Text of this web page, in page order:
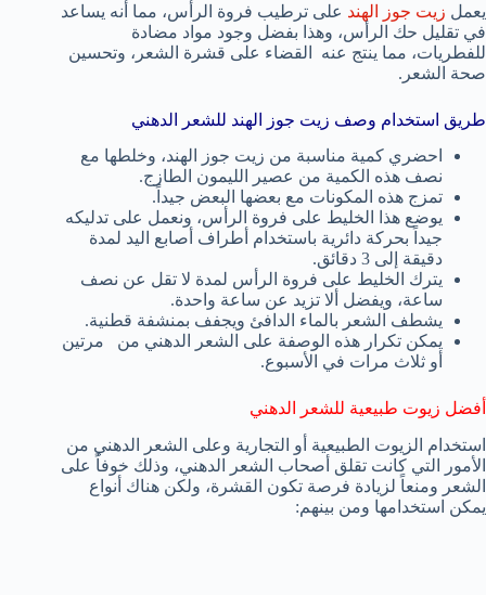
يعمل زيت جوز الهند على ترطيب فروة الرأس، مما أنه يساعد
في تقليل حك الرأس، وهذا بفضل وجود مواد مضادة
للفطريات، مما ينتج عنه القضاء على قشرة الشعر، وتحسين
صحة الشعر.
طريق استخدام وصف زيت جوز الهند للشعر الدهني
احضري كمية مناسبة من زيت جوز الهند، وخلطها مع
نصف هذه الكمية من عصير الليمون الطازج.
تمزج هذه المكونات مع بعضها البعض جيداً.
يوضع هذا الخليط على فروة الرأس، ونعمل على تدليكه
جيداً بحركة دائرية باستخدام أطراف أصابع اليد لمدة
دقيقة إلى 3 دقائق.
يترك الخليط على فروة الرأس لمدة لا تقل عن نصف
ساعة، ويفضل ألا تزيد عن ساعة واحدة.
يشطف الشعر بالماء الدافئ ويجفف بمنشفة قطنية.
يمكن تكرار هذه الوصفة على الشعر الدهني من مرتين
أو ثلاث مرات في الأسبوع.
أفضل زيوت طبيعية للشعر الدهني
استخدام الزيوت الطبيعية أو التجارية وعلى الشعر الدهني من
الأمور التي كانت تقلق أصحاب الشعر الدهني، وذلك خوفاً على
الشعر ومنعاً لزيادة فرصة تكون القشرة، ولكن هناك أنواع
يمكن استخدامها ومن بينهم: